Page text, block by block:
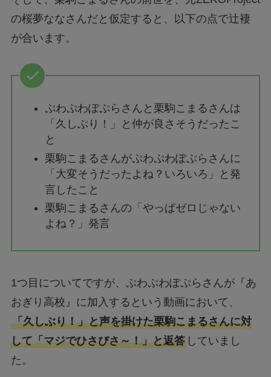
の桜夢ななさんだと仮定すると、以下の点で辻褄
が合います。
ぷわぷわぽぷらさんと栗駒こまるさんは
「久しぶり！」と仲が良さそうだったこ
と
栗駒こまるさんがぷわぷわぽぷらさんに
「大変そうだったよね？いろいろ」と発
言したこと
栗駒こまるさんの「やっぱゼロじゃない
よね？」発言
1つ目についてですが、ぷわぷわぽぷらさんが『あ
おぎり高校』に加入するという動画において、
「久しぶり！」と声を掛けた栗駒こまるさんに対
して「マジでひさびさ～！」と返答していまし
た。